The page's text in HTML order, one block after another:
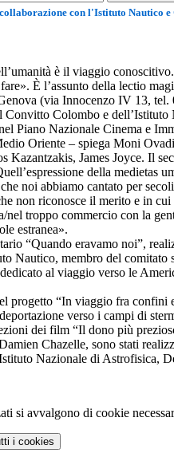
con l'Istituto Nautico
è il viaggio
È l’assunto della lectio
(via Innocenzo IV 13,
Convitto Colombo e
Piano Nazionale Cinema e
Oriente – spiega Moni
James Joyce. Il
della medietas
noi abbiamo cantato per
non riconosce il merito e in
nel troppo commercio con la
estranea».
“Quando eravamo noi”,
Nautico, membro del
al viaggio verso le
progetto “In viaggio fra
verso i campi di
dei film “Il dono più
Chazelle, sono stati
Nazionale di Astrofisica,
si avvalgono di cookie
i cookies